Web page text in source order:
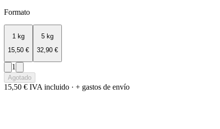
Formato
1 kg
15,50 €
5 kg
32,90 €
1
Agotado
15,50 € IVA incluido · + gastos de envío